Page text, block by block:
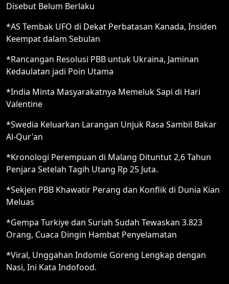
Disebut Belum Berlaku
*AS Tembak UFO di Dekat Perbatasan Kanada, Insiden
Keempat dalam Sebulan
*Rancangan Resolusi PBB untuk Ukraina, Jaminan
Kedaulatan jadi Poin Utama
*India Minta Masyarakatnya Memeluk Sapi di Hari
Valentine
*Swedia Keluarkan Larangan Unjuk Rasa Sambil Bakar
Al-Qur'an
*Kronologi Perempuan di Malang Dituntut 2,6 Tahun
Penjara Setelah Tagih Utang Rp 25 Juta.
*Sekjen PBB Khawatir Perang dan Konflik di Dunia Kian
Meluas
*Gempa Turkiye dan Suriah Sudah Tewaskan 3.823
Orang, Cuaca Dingin Hambat Penyelamatan
*Viral, Unggahan Indomie Goreng Lengkap dengan
Nasi, Ini Kata Indofood.